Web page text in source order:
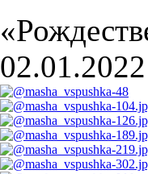
02.01.2022